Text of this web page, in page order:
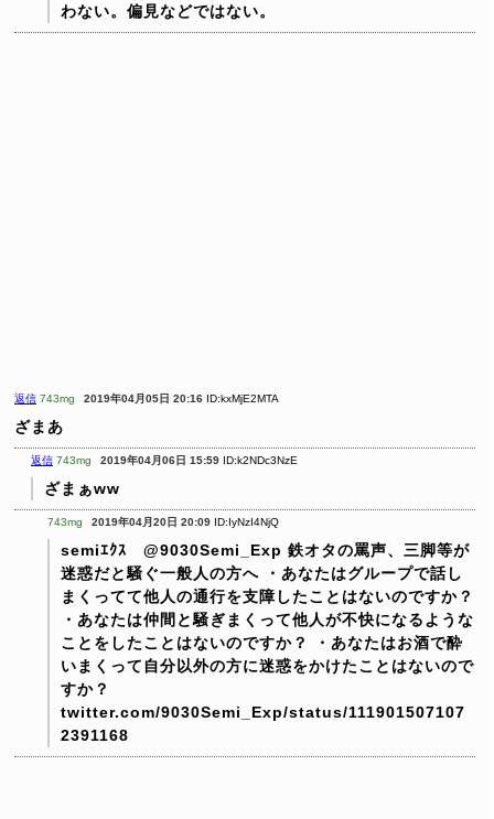
わない。偏見などではない。
返信 743mg 2019年04月05日 20:16 ID:kxMjE2MTA
ざまあ
返信 743mg 2019年04月06日 15:59 ID:k2NDc3NzE
ざまぁww
743mg 2019年04月20日 20:09 ID:IyNzI4NjQ
semiｴｸｽ @9030Semi_Exp 鉄オタの罵声、三脚等が
迷惑だと騒ぐ一般人の方へ ・あなたはグループで話し
まくってて他人の通行を支障したことはないのですか？
・あなたは仲間と騒ぎまくって他人が不快になるような
ことをしたことはないのですか？
・あなたはお酒で酔
いまくって自分以外の方に迷惑をかけたことはないので
すか？
twitter.com/9030Semi_Exp/status/111901507107
2391168